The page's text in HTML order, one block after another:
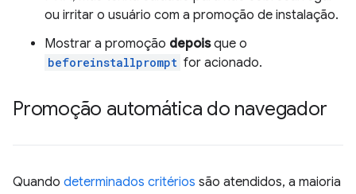
ou irritar o usuário com a promoção de instalação.
Mostrar a promoção depoisque o
beforeinstallprompt for acionado.
Promoção automática do navegador
Quando determinados critérios são atendidos, a maioria